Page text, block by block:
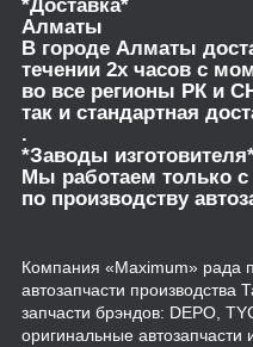
*Доставка*
Алматы
В городе Алматы
течении 2х часов с
во все регионы РК и
так и стандартная
.
*Заводы
Мы работаем только
по производству
Компания «Maximum» рада
автозапчасти
запчасти брэндов: DEPO,
оригинальные